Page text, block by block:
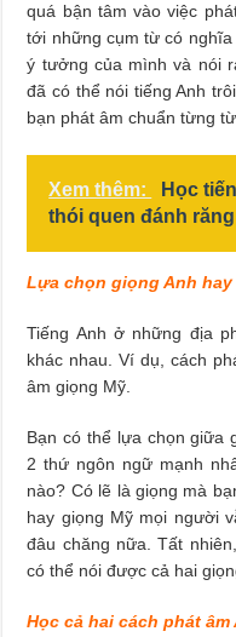
quá bận tâm vào việc
tới những cụm từ có
ý tưởng của mình và nói
đã có thể nói tiếng Anh
bạn phát âm chuẩn từng từ
Xem thêm:
Học
thói quen đánh
Lựa chọn giọng Anh
Tiếng Anh ở những địa
khác nhau. Ví dụ, cách
âm giọng Mỹ.
Bạn có thể lựa chọn giữa
2 thứ ngôn ngữ mạnh
nào? Có lẽ là giọng mà
hay giọng Mỹ mọi người
đâu chăng nữa. Tất
có thể nói được cả hai
Học cả hai cách phát âm